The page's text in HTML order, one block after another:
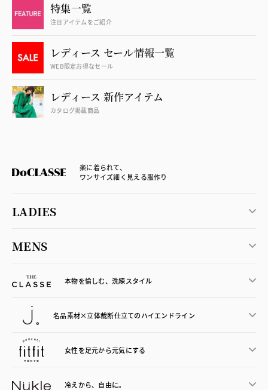
特集一覧
注目アイテムをご紹介
レディース セール情報一覧
WEB限定お得なセール
レディース 新作アイテム
カタログ掲載商品
楽に着られて、
ワンサイズ細く見える服作り
LADIES
MENS
本物を愉しむ、洗練スタイル
名品素材×立体裁断仕立てのハイエンドライン
女性を足元から元気にする
冷えから、 自由に。